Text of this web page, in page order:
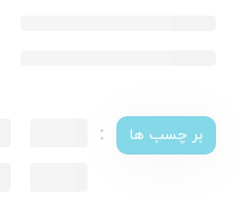
بر چسب ها :